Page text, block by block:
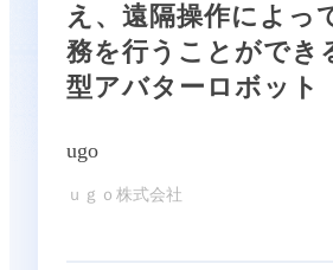
え、遠隔操作によっ
務を行うことができ
型アバターロボット
ugo
ｕｇｏ株式会社